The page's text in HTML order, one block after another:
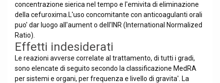
concentrazione sierica nel tempo e l'emivita di eliminazione
della cefuroxima.L'uso concomitante con anticoagulanti orali
puo' dar luogo all'aument o dell'INR (International Normalized
Ratio).
Effetti indesiderati
Le reazioni avverse correlate al trattamento, di tutti i gradi,
sono elencate di seguito secondo la classificazione MedRA
per sistemi e organi, per frequenza e livello di gravita'. La